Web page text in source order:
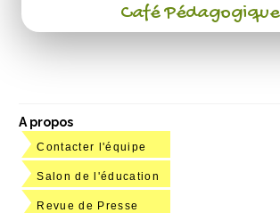
Café Pédagogique
A propos
Contacter l'équipe
Salon de l'éducation
Revue de Presse